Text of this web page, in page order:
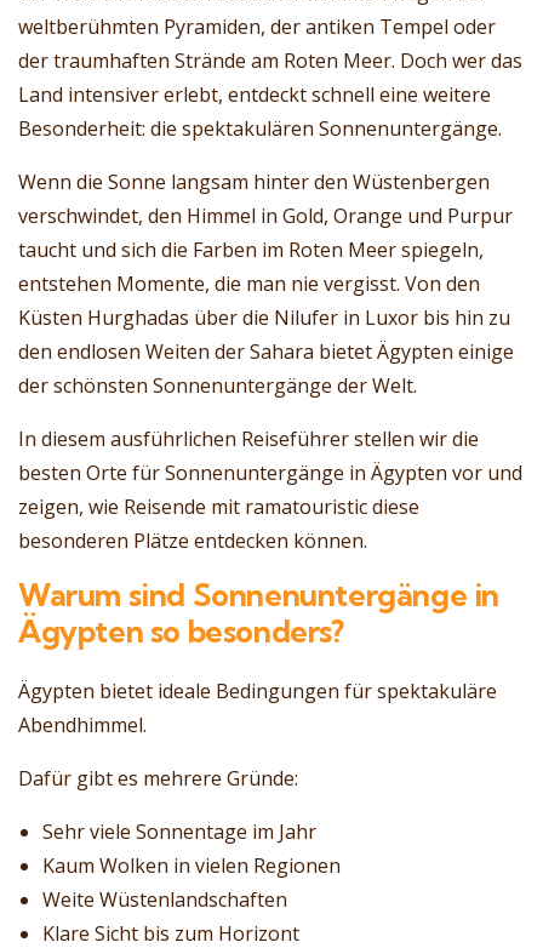
weltberühmten Pyramiden, der antiken Tempel oder
der traumhaften Strände am Roten Meer. Doch wer das
Land intensiver erlebt, entdeckt schnell eine weitere
Besonderheit: die spektakulären Sonnenuntergänge.
Wenn die Sonne langsam hinter den Wüstenbergen
verschwindet, den Himmel in Gold, Orange und Purpur
taucht und sich die Farben im Roten Meer spiegeln,
entstehen Momente, die man nie vergisst. Von den
Küsten Hurghadas über die Nilufer in Luxor bis hin zu
den endlosen Weiten der Sahara bietet Ägypten einige
der schönsten Sonnenuntergänge der Welt.
In diesem ausführlichen Reiseführer stellen wir die
besten Orte für Sonnenuntergänge in Ägypten vor und
zeigen, wie Reisende mit ramatouristic diese
besonderen Plätze entdecken können.
Warum sind Sonnenuntergänge in
Ägypten so besonders?
Ägypten bietet ideale Bedingungen für spektakuläre
Abendhimmel.
Dafür gibt es mehrere Gründe:
Sehr viele Sonnentage im Jahr
Kaum Wolken in vielen Regionen
Weite Wüstenlandschaften
Klare Sicht bis zum Horizont